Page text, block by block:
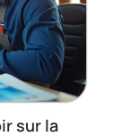
sur la